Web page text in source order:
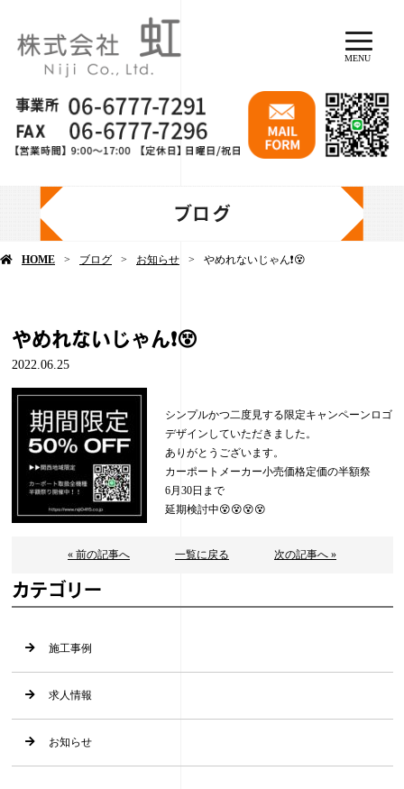
MENU
ブログ
HOME ブログ お知らせ やめれないじゃん❗️😵
やめれないじゃん❗️😵
2022.06.25
シンプルかつ二度見する限定キャンペーンロゴ
デザインしていただきました。
ありがとうございます。
カーポートメーカー小売価格定価の半額祭
6月30日まで
延期検討中😵😵😵😵
« 前の記事へ 一覧に戻る 次の記事へ »
カテゴリー
施工事例
求人情報
お知らせ